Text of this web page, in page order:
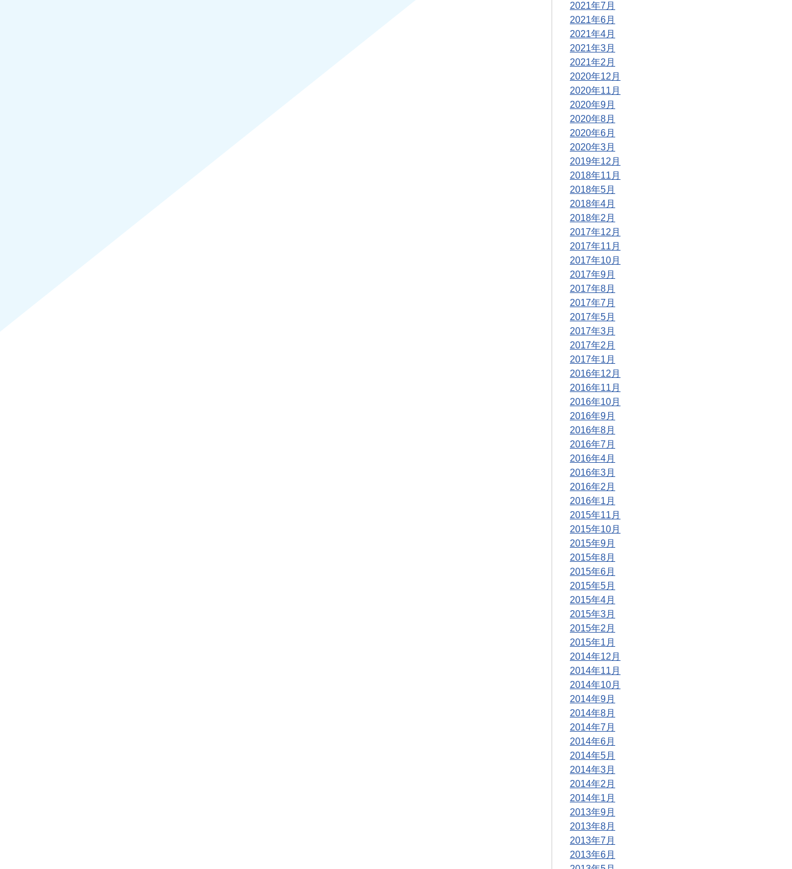
2021年7月
2021年6月
2021年4月
2021年3月
2021年2月
2020年12月
2020年11月
2020年9月
2020年8月
2020年6月
2020年3月
2019年12月
2018年11月
2018年5月
2018年4月
2018年2月
2017年12月
2017年11月
2017年10月
2017年9月
2017年8月
2017年7月
2017年5月
2017年3月
2017年2月
2017年1月
2016年12月
2016年11月
2016年10月
2016年9月
2016年8月
2016年7月
2016年4月
2016年3月
2016年2月
2016年1月
2015年11月
2015年10月
2015年9月
2015年8月
2015年6月
2015年5月
2015年4月
2015年3月
2015年2月
2015年1月
2014年12月
2014年11月
2014年10月
2014年9月
2014年8月
2014年7月
2014年6月
2014年5月
2014年3月
2014年2月
2014年1月
2013年9月
2013年8月
2013年7月
2013年6月